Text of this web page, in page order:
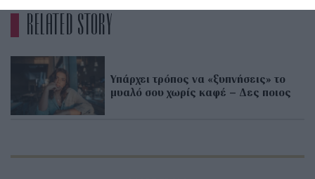
RELATED STORY
Υπάρχει τρόπος να «ξυπνήσεις» το
μυαλό σου χωρίς καφέ – Δες ποιος